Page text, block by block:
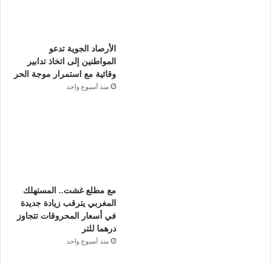
الأرصاد الجوية تدعو
المواطنين إلى اتخاذ تدابير
وقائية مع استمرار موجة الحر
منذ أسبوع واحد
مع مطلع غشت.. المستهلك
المغربي يترقب زيادة جديدة
في أسعار المحروقات تتجاوز
درهما للتر
منذ أسبوع واحد